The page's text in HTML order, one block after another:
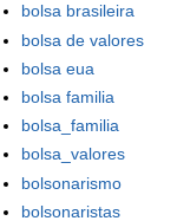
bolsa brasileira
bolsa de valores
bolsa eua
bolsa familia
bolsa_familia
bolsa_valores
bolsonarismo
bolsonaristas